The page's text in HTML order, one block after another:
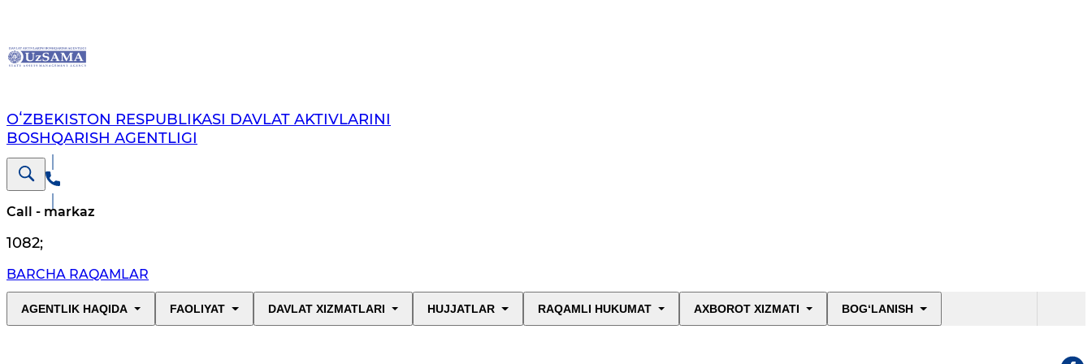
OʻZBEKISTON RESPUBLIKASI DAVLAT AKTIVLARINI
BOSHQARISH AGENTLIGI
Call - markaz
1082;
BARCHA RAQAMLAR
AGENTLIK HAQIDA FAOLIYAT DAVLAT XIZMATLARI HUJJATLAR RAQAMLI HUKUMAT AXBOROT XIZMATI BOG‘LANISH